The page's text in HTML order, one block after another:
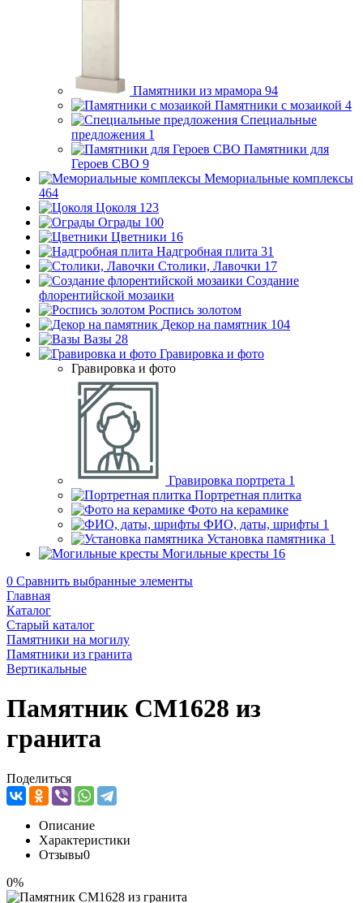
Памятники из мрамора 94
Памятники с мозаикой 4
Специальные
предложения 1
Памятники для
Героев СВО 9
Мемориальные комплексы
464
Цоколя 123
Ограды 100
Цветники 16
Надгробная плита 31
Столики, Лавочки 17
Создание
флорентийской мозаики
Роспись золотом
Декор на памятник 104
Вазы 28
Гравировка и фото
Гравировка и фото
Гравировка портрета 1
Портретная плитка
Фото на керамике
ФИО, даты, шрифты 1
Установка памятника 1
Могильные кресты 16
0 Сравнить выбранные элементы
Главная
Каталог
Старый каталог
Памятники на могилу
Памятники из гранита
Вертикальные
Памятник CM1628 из
гранита
Поделиться
Описание
Характеристики
Отзывы0
0%